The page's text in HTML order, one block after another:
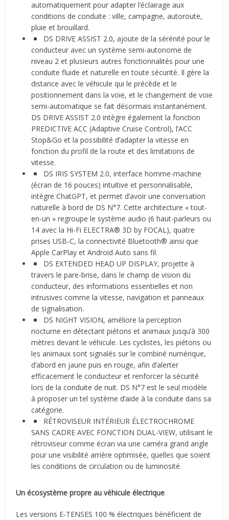
automatiquement pour adapter l’éclairage aux
conditions de conduite : ville, campagne, autoroute,
pluie et brouillard.
DS DRIVE ASSIST 2.0, ajoute de la sérénité pour le
conducteur avec un système semi-autonome de
niveau 2 et plusieurs autres fonctionnalités pour une
conduite fluide et naturelle en toute sécurité. Il gère la
distance avec le véhicule qui le précède et le
positionnement dans la voie, et le changement de voie
semi-automatique se fait désormais instantanément.
DS DRIVE ASSIST 2.0 intègre également la fonction
PREDICTIVE ACC (Adaptive Cruise Control), l’ACC
Stop&Go et la possibilité d’adapter la vitesse en
fonction du profil de la route et des limitations de
vitesse.
DS IRIS SYSTEM 2.0, interface homme-machine
(écran de 16 pouces) intuitive et personnalisable,
intègre ChatGPT, et permet d’avoir une conversation
naturelle à bord de DS N°7. Cette architecture « tout-
en-un » regroupe le système audio (6 haut-parleurs ou
14 avec la Hi-Fi ELECTRA® 3D by FOCAL), quatre
prises USB-C, la connectivité Bluetooth® ainsi que
Apple CarPlay et Android Auto sans fil.
DS EXTENDED HEAD UP DISPLAY, projette à
travers le pare-brise, dans le champ de vision du
conducteur, des informations essentielles et non
intrusives comme la vitesse, navigation et panneaux
de signalisation.
DS NIGHT VISION, améliore la perception
nocturne en détectant piétons et animaux jusqu’à 300
mètres devant le véhicule. Les cyclistes, les piétons ou
les animaux sont signalés sur le combiné numérique,
d’abord en jaune puis en rouge, afin d’alerter
efficacement le conducteur et renforcer la sécurité
lors de la conduite de nuit. DS N°7 est le seul modèle
à proposer un tel système d’aide à la conduite dans sa
catégorie.
RÉTROVISEUR INTÉRIEUR ÉLECTROCHROME
SANS CADRE AVEC FONCTION DUAL-VIEW, utilisant le
rétroviseur comme écran via une caméra grand angle
pour une visibilité arrière optimisée, quelles que soient
les conditions de circulation ou de luminosité.
Un écosystème propre au véhicule électrique
Les versions E-TENSES 100 % électriques bénéficient de